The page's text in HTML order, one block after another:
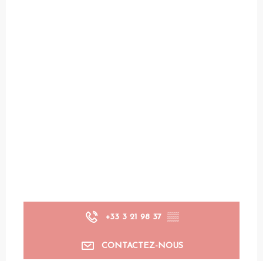
+33 3 21 98 37 ▒▒
CONTACTEZ-NOUS